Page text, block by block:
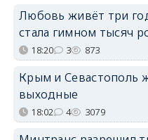
Любовь живёт три
стала гимном тысяч
18:20 3 873
Крым и Севастополь
выходные
18:02 4 3079